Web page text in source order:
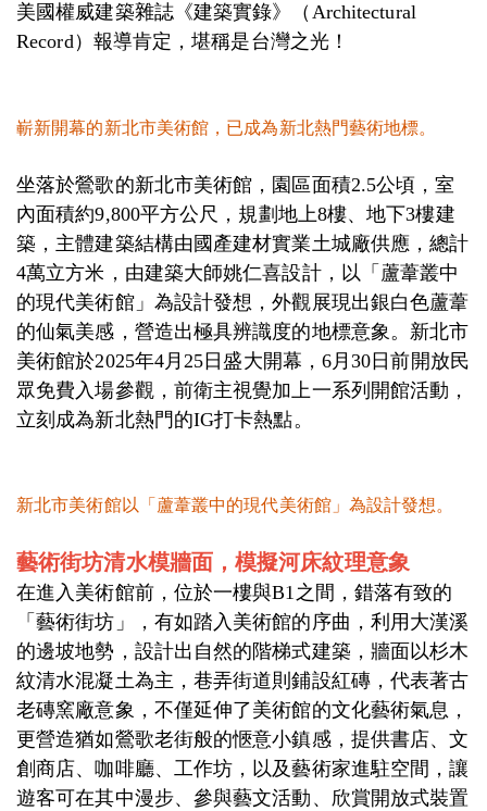
美國權威建築雜誌《建築實錄》（Architectural
Record）報導肯定，堪稱是台灣之光！
嶄新開幕的新北市美術館，已成為新北熱門藝術地標。
坐落於鶯歌的新北市美術館，園區面積2.5公頃，室
內面積約9,800平方公尺，規劃地上8樓、地下3樓建
築，主體建築結構由國產建材實業土城廠供應，總計
4萬立方米，由建築大師姚仁喜設計，以「蘆葦叢中
的現代美術館」為設計發想，外觀展現出銀白色蘆葦
的仙氣美感，營造出極具辨識度的地標意象。新北市
美術館於2025年4月25日盛大開幕，6月30日前開放民
眾免費入場參觀，前衛主視覺加上一系列開館活動，
立刻成為新北熱門的IG打卡熱點。
新北市美術館以「蘆葦叢中的現代美術館」為設計發想。
藝術街坊清水模牆面，模擬河床紋理意象
在進入美術館前，位於一樓與B1之間，錯落有致的
「藝術街坊」，有如踏入美術館的序曲，利用大漢溪
的邊坡地勢，設計出自然的階梯式建築，牆面以杉木
紋清水混凝土為主，巷弄街道則鋪設紅磚，代表著古
老磚窯廠意象，不僅延伸了美術館的文化藝術氣息，
更營造猶如鶯歌老街般的愜意小鎮感，提供書店、文
創商店、咖啡廳、工作坊，以及藝術家進駐空間，讓
遊客可在其中漫步、參與藝文活動、欣賞開放式裝置